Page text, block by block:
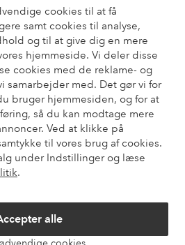
cookies til at få
samt cookies til analyse,
og til at give dig en mere
hjemmeside. Vi deler disse
cookies med de reklame- og
samarbejder med. Det gør vi for
bruger hjemmesiden, og for at
så du kan modtage mere
Ved at klikke på
til vores brug af cookies.
under Indstillinger og læse
.
alle
betalinger
vores betalingsmuligheder ?